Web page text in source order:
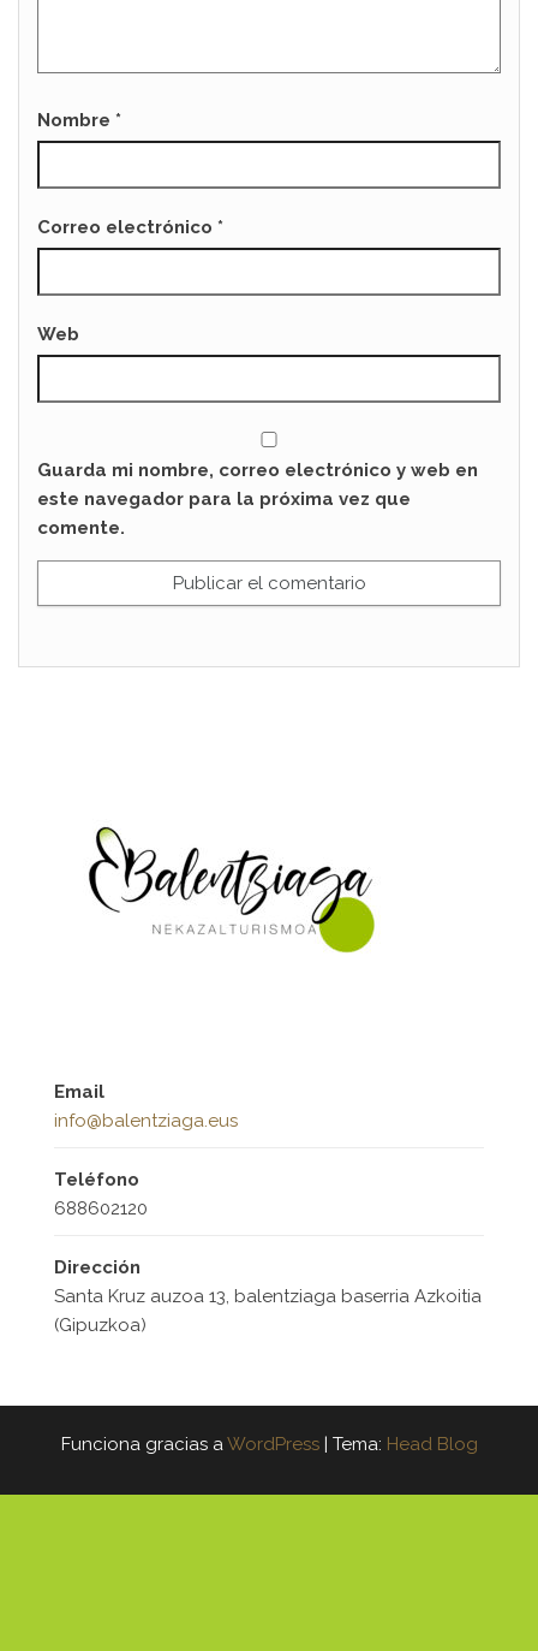
Nombre *
Correo electrónico *
Web
Guarda mi nombre, correo electrónico y web en
este navegador para la próxima vez que
comente.
Email
info@balentziaga.eus
Teléfono
688602120
Dirección
Santa Kruz auzoa 13, balentziaga baserria Azkoitia
(Gipuzkoa)
Funciona gracias aWordPress | Tema: Head Blog